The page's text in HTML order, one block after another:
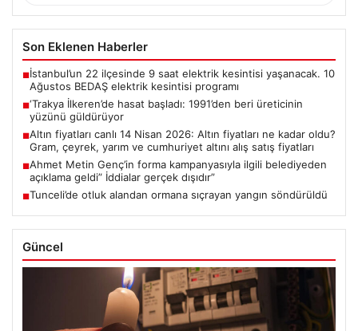
Son Eklenen Haberler
■İstanbul’un 22 ilçesinde 9 saat elektrik kesintisi yaşanacak. 10
Ağustos BEDAŞ elektrik kesintisi programı
■‘Trakya İlkeren’de hasat başladı: 1991’den beri üreticinin
yüzünü güldürüyor
■Altın fiyatları canlı 14 Nisan 2026: Altın fiyatları ne kadar oldu?
Gram, çeyrek, yarım ve cumhuriyet altını alış satış fiyatları
■Ahmet Metin Genç’in forma kampanyasıyla ilgili belediyeden
açıklama geldi” İddialar gerçek dışıdır”
■Tunceli’de otluk alandan ormana sıçrayan yangın söndürüldü
Güncel